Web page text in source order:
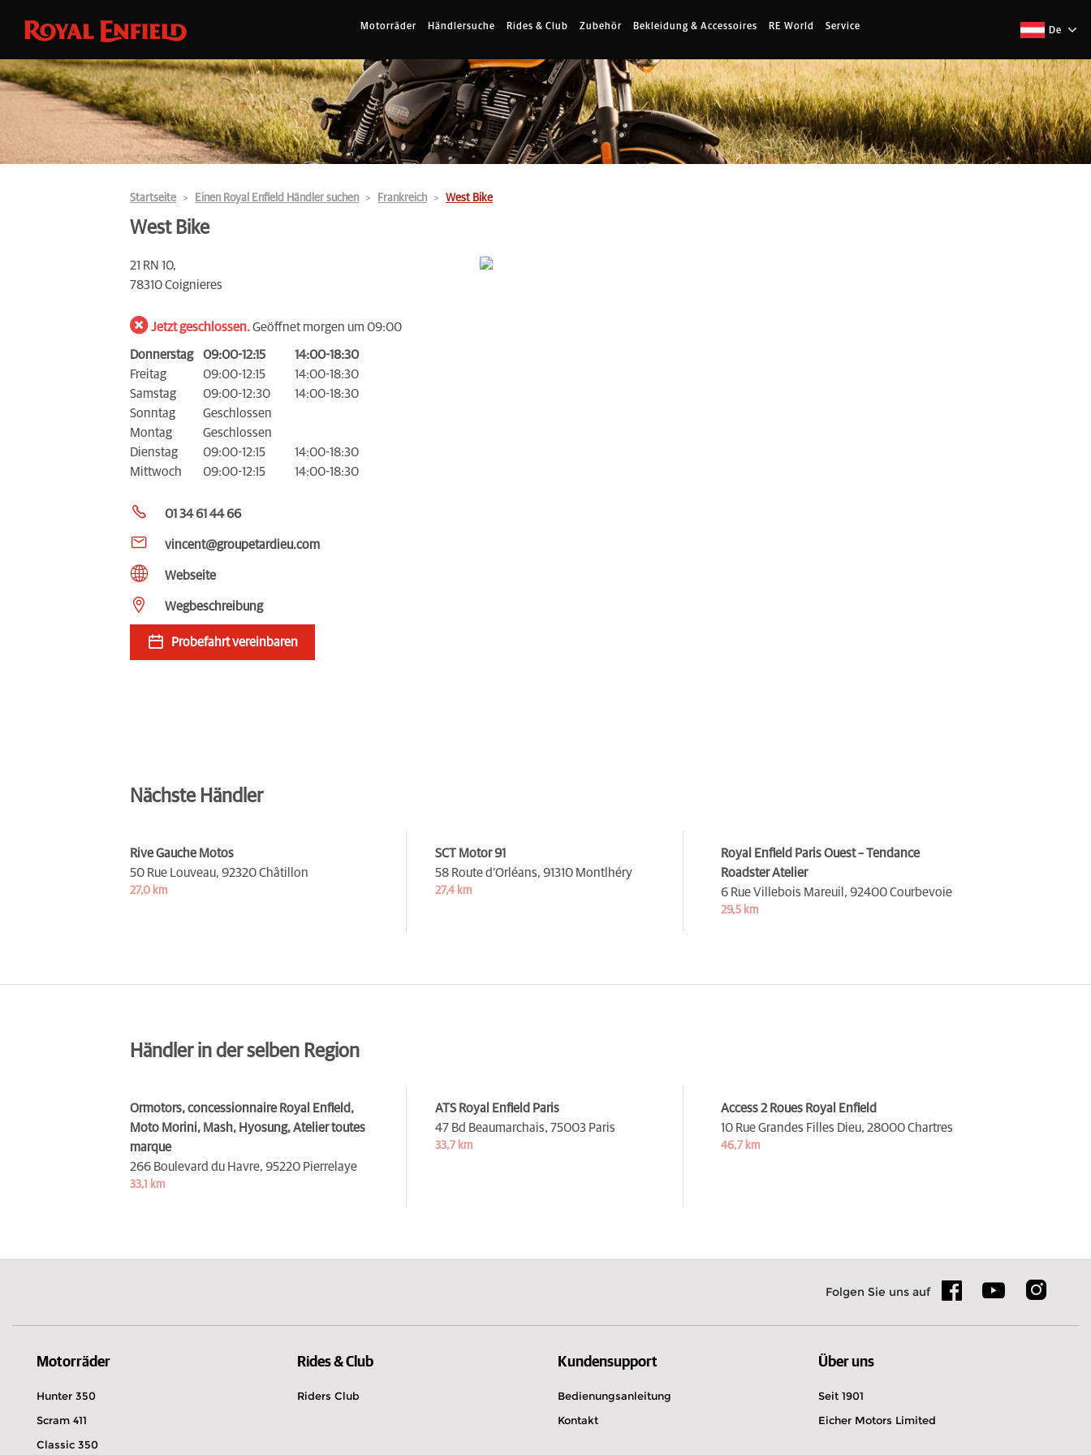
Motorräder Händlersuche Rides & Club Zubehör Bekleidung & Accessoires RE World Service De
Startseite Einen Royal Enfield Händler suchen Frankreich West Bike
West Bike
21 RN 10,
78310 Coignieres
Jetzt geschlossen.Geöffnet morgen um 09:00
Donnerstag 09:00-12:15
14:00-18:30
Freitag
09:00-12:15
14:00-18:30
Samstag
09:00-12:30
14:00-18:30
Sonntag
Geschlossen
Montag
Geschlossen
Dienstag
09:00-12:15
14:00-18:30
Mittwoch
09:00-12:15 14:00-18:30
01 34 61 44 66
vincent@groupetardieu.com
Webseite
Wegbeschreibung
Probefahrt vereinbaren
Nächste Händler
Rive Gauche Motos
50 Rue Louveau, 92320 Châtillon
27,0 km
SCT Motor 91
58 Route d'Orléans, 91310 Montlhéry
27,4 km
Royal Enfield Paris Ouest – Tendance
Roadster Atelier
6 Rue Villebois Mareuil, 92400 Courbevoie
29,5 km
Händler in der selben Region
Ormotors, concessionnaire Royal Enfield,
Moto Morini, Mash, Hyosung, Atelier toutes
marque
266 Boulevard du Havre, 95220 Pierrelaye
33,1 km
ATS Royal Enfield Paris
47 Bd Beaumarchais, 75003 Paris
33,7 km
Access 2 Roues Royal Enfield
10 Rue Grandes Filles Dieu, 28000 Chartres
46,7 km
Folgen Sie uns auf
Motorräder
Hunter 350
Scram 411
Classic 350
Rides & Club
Riders Club
Kundensupport
Bedienungsanleitung
Kontakt
Über uns
Seit 1901
Eicher Motors Limited